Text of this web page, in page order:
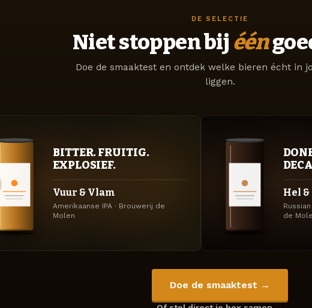
DE SELECTIE
Niet stoppen bij één
Doe de smaaktest en ontdek welke bieren écht in
liggen.
BITTER. FRUITIG.
EXPLOSIEF.
Vuur & Vlam
Amerikaanse IPA · Brouwerij de
Molen
Hel
de
Doe de smaaktest →